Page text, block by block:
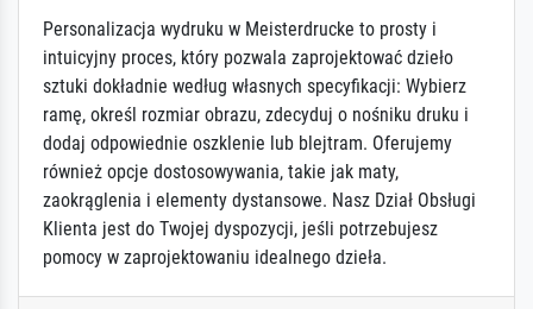
Personalizacja wydruku w Meisterdrucke to prosty i
intuicyjny proces, który pozwala zaprojektować dzieło
sztuki dokładnie według własnych specyfikacji: Wybierz
ramę, określ rozmiar obrazu, zdecyduj o nośniku druku i
dodaj odpowiednie oszklenie lub blejtram. Oferujemy
również opcje dostosowywania, takie jak maty,
zaokrąglenia i elementy dystansowe. Nasz Dział Obsługi
Klienta jest do Twojej dyspozycji, jeśli potrzebujesz
pomocy w zaprojektowaniu idealnego dzieła.